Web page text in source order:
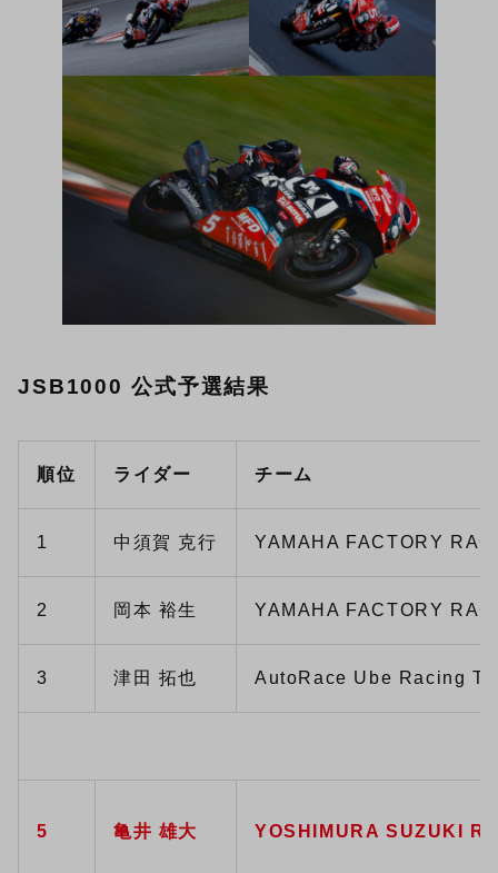
JSB1000 公式予選結果
順位 ライダー チーム
1 中須賀 克行 YAMAHA FACTORY
2 岡本 裕生 YAMAHA FACTORY
3 津田 拓也 AutoRace Ube Racing
5 亀井 雄大 YOSHIMURA SUZUKI